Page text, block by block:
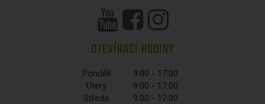
OTEVÍRACÍ HODINY
Pondělí
9:00 - 17:00
Úterý
9:00 - 17:00
Středa
9:00 - 17:00